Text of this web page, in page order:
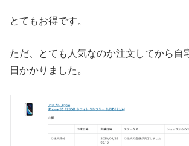
とてもお得です。
ただ、とても人気なのか注文してから自
日かかりました。